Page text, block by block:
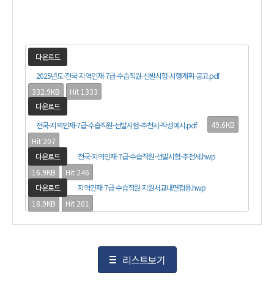
다운로드
2025년도-전국-지역인재-7급-수습직원-선발시험-시행계획-공고.pdf
332.9KB
Hit 1333
다운로드
전국-지역인재-7급-수습직원-선발시험-추천서-작성예시.pdf
49.6KB
Hit 207
다운로드
전국-지역인재-7급-수습직원-선발시험-추천서.hwp
16.9KB
Hit 246
다운로드
지역인재-7급-수습직원-지원서교내면접용.hwp
18.9KB
Hit 201
리스트보기